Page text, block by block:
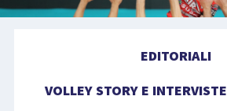
EDITORIALI
EDITORIALI
VOLLEY STORY E INTERVISTE